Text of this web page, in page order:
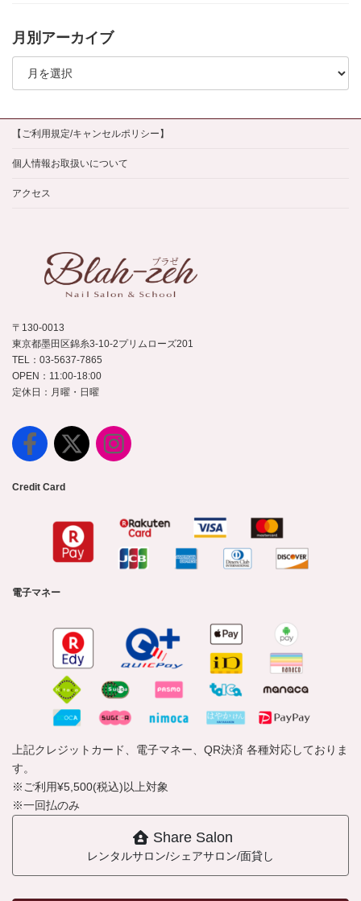
月別アーカイブ
月
イ
ブ
【ご利用規定/キャンセルポリシー】
個人情報お取扱いについて
アクセス
〒130-0013
東京都墨田区錦糸3-10-2プリムローズ201
TEL：03-5637-7865
OPEN：11:00-18:00
定休日：月曜・日曜
Credit Card
電子マネー
上記クレジットカード、電子マネー、QR決済 各種対応しておりま
す。
※ご利用¥5,500(税込)以上対象
※一回払のみ
Share Salon
レンタルサロン/シェアサロン/面貸し